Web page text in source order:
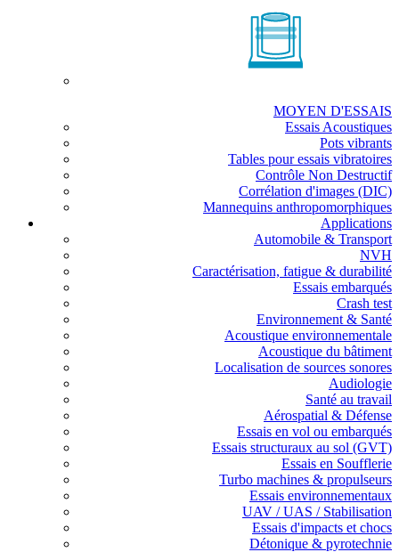
MOYEN D'ESSAIS
Essais Acoustiques
Pots vibrants
Tables pour essais vibratoires
Contrôle Non Destructif
Corrélation d'images (DIC)
Mannequins anthropomorphiques
Applications
Automobile & Transport
NVH
Caractérisation, fatigue & durabilité
Essais embarqués
Crash test
Environnement & Santé
Acoustique environnementale
Acoustique du bâtiment
Localisation de sources sonores
Audiologie
Santé au travail
Aérospatial & Défense
Essais en vol ou embarqués
Essais structuraux au sol (GVT)
Essais en Soufflerie
Turbo machines & propulseurs
Essais environnementaux
UAV / UAS / Stabilisation
Essais d'impacts et chocs
Détonique & pyrotechnie